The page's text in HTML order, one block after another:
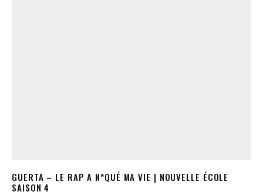
GUERTA – LE RAP A N*QUÉ MA VIE | NOUVELLE ÉCOLE
SAISON 4